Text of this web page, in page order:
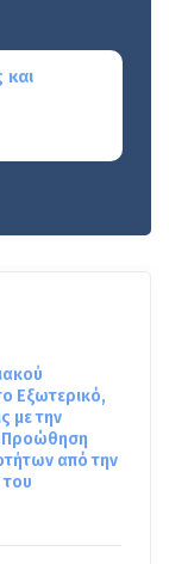
Εξωτερικό,
με την
από την
του